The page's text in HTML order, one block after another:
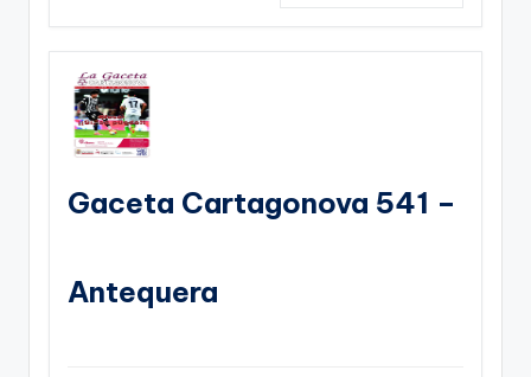
Gaceta Cartagonova 541 –
Antequera